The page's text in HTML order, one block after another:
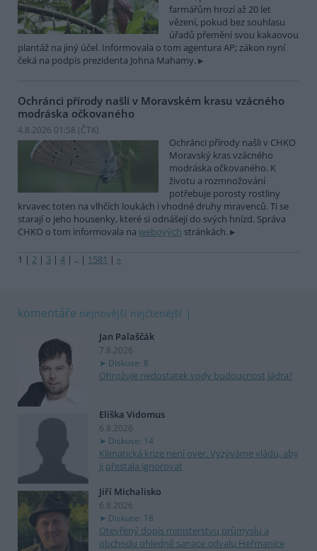
farmářům hrozí až 20 let
vězení, pokud bez souhlasu
úřadů přemění svou kakaovou
plantáž na jiný účel. Informovala o tom agentura AP; zákon nyní
čeká na podpis prezidenta Johna Mahamy.
Ochránci přírody našli v Moravském krasu vzácného
modráska očkovaného
4.8.2026 01:58 (ČTK)
Ochránci přírody našli v CHKO
Moravský kras vzácného
modráska očkovaného. K
životu a rozmnožování
potřebuje porosty rostliny
krvavec toten na vlhčích loukách i vhodné druhy mravenců. Ti se
starají o jeho housenky, které si odnášejí do svých hnízd. Správa
CHKO o tom informovala na webových stránkách.
1 | 2 | 3 | 4 | .. | 1581 | »
komentáře nejnovější nejčtenější
Jan Palaščák
7.8.2026
Diskuse: 8
Ohrožuje nedostatek vody budoucnost jádra?
Eliška Vidomus
6.8.2026
Diskuse: 14
Klimatická krize není over. Vyzýváme vládu, aby
ji přestala ignorovat
Jiří Michalisko
6.8.2026
Diskuse: 18
Otevřený dopis ministerstvu průmyslu a
obchodu ohledně sanace odvalu Heřmanice